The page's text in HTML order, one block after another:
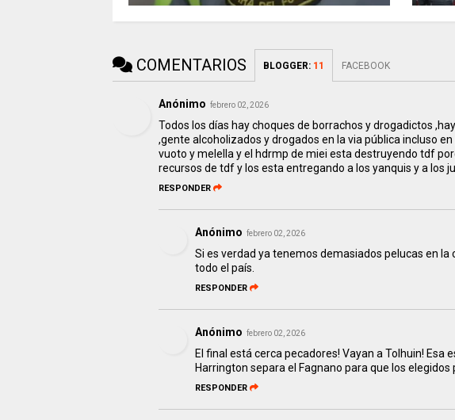
COMENTARIOS BLOGGER: 11 FACEBOOK
Anónimo febrero 02, 2026
Todos los días hay choques de borrachos y drogadictos
,gente alcoholizados y drogados en la via pública incluso
vuoto y melella y el hdrmp de miei esta destruyendo tdf
recursos de tdf y los esta entregando a los yanquis y a los
RESPONDER
Anónimo febrero 02, 2026
Si es verdad ya tenemos demasiados pelucas en
todo el país.
RESPONDER
Anónimo febrero 02, 2026
El final está cerca pecadores! Vayan a Tolhuin! Esa
Harrington separa el Fagnano para que los elegidos
RESPONDER